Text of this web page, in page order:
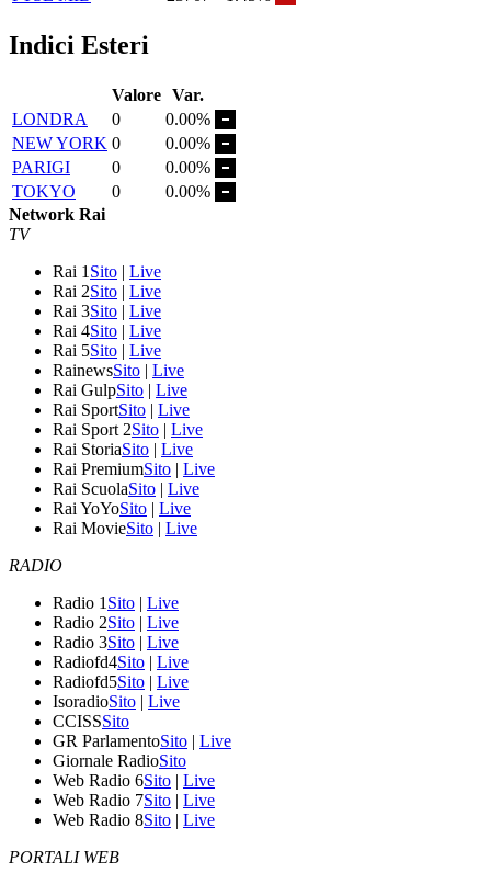
Indici Esteri
Valore Var.
LONDRA
0
0.00%
NEW YORK 0
0.00%
PARIGI
0
0.00%
TOKYO
0
0.00%
Network Rai
TV
Rai 1 Sito | Live
Rai 2Sito | Live
Rai 3Sito | Live
Rai 4Sito | Live
Rai 5Sito | Live
RainewsSito | Live
Rai GulpSito | Live
Rai SportSito | Live
Rai Sport 2Sito | Live
Rai StoriaSito | Live
Rai PremiumSito | Live
Rai ScuolaSito | Live
Rai YoYoSito | Live
Rai MovieSito | Live
RADIO
Radio 1 Sito | Live
Radio 2Sito | Live
Radio 3Sito | Live
Radiofd4Sito | Live
Radiofd5Sito | Live
IsoradioSito | Live
CCISSSito
GR ParlamentoSito | Live
Giornale RadioSito
Web Radio 6Sito | Live
Web Radio 7Sito | Live
Web Radio 8Sito | Live
PORTALI WEB